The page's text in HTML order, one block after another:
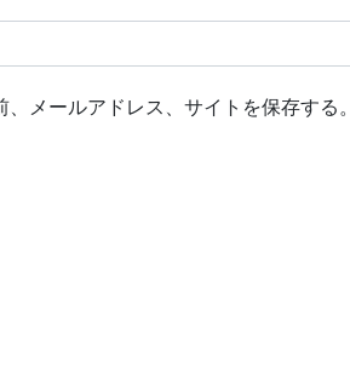
メールアドレス、サイトを保存する。